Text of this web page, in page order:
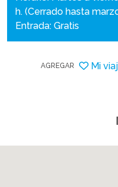
h. (Cerrado hasta
Entrada: Gratis
AGREGAR Mi